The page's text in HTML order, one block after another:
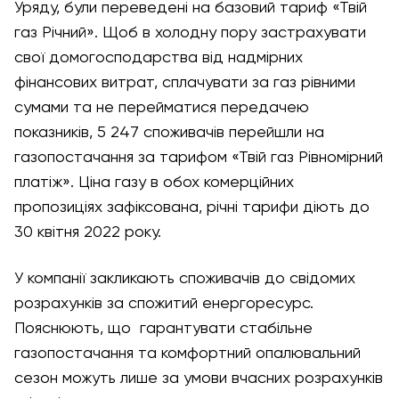
Уряду, були переведені на базовий тариф «Твій
газ Річний». Щоб в холодну пору застрахувати
свої домогосподарства від надмірних
фінансових витрат, сплачувати за газ рівними
сумами та не перейматися передачею
показників, 5 247 споживачів перейшли на
газопостачання за тарифом «Твій газ Рівномірний
платіж». Ціна газу в обох комерційних
пропозиціях зафіксована, річні тарифи діють до
30 квітня 2022 року.
У компанії закликають споживачів до свідомих
розрахунків за спожитий енергоресурс.
Пояснюють, що гарантувати стабільне
газопостачання та комфортний опалювальний
сезон можуть лише за умови вчасних розрахунків